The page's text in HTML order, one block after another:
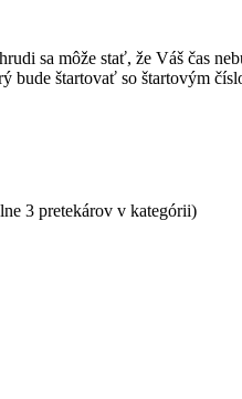
sa môže stať, že Váš čas
bude štartovať so štartovým
3 pretekárov v kategórii)